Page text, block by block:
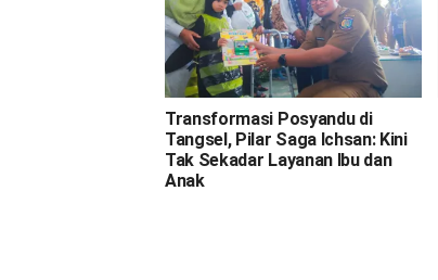
Transformasi Posyandu di
Tangsel, Pilar Saga Ichsan: Kini
Tak Sekadar Layanan Ibu dan
Anak